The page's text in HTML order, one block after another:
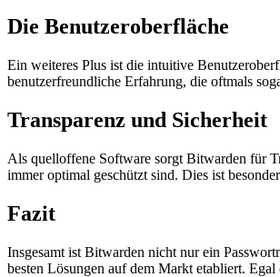
Die Benutzeroberfläche
Ein weiteres Plus ist die intuitive
benutzerfreundliche Erfahrung, die oftmals
Transparenz und Sicherheit
Als quelloffene Software sorgt Bitwarden für
immer optimal geschützt sind. Dies ist
Fazit
Insgesamt ist Bitwarden nicht nur ein
besten Lösungen auf dem Markt etabliert.